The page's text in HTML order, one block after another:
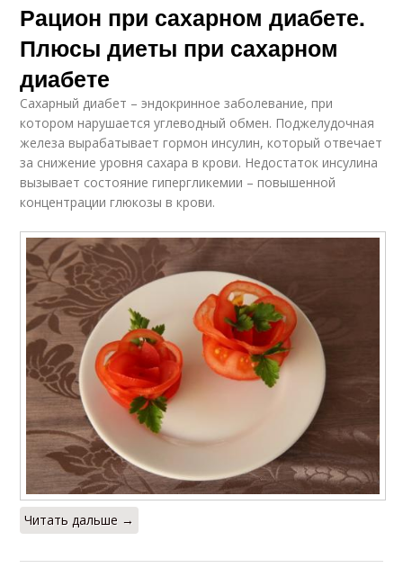
Рацион при сахарном диабете.
Плюсы диеты при сахарном
диабете
Сахарный диабет – эндокринное заболевание, при
котором нарушается углеводный обмен. Поджелудочная
железа вырабатывает гормон инсулин, который отвечает
за снижение уровня сахара в крови. Недостаток инсулина
вызывает состояние гипергликемии – повышенной
концентрации глюкозы в крови.
Читать дальше →